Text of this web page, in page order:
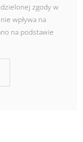
zgody w
wpływa na
na podstawie